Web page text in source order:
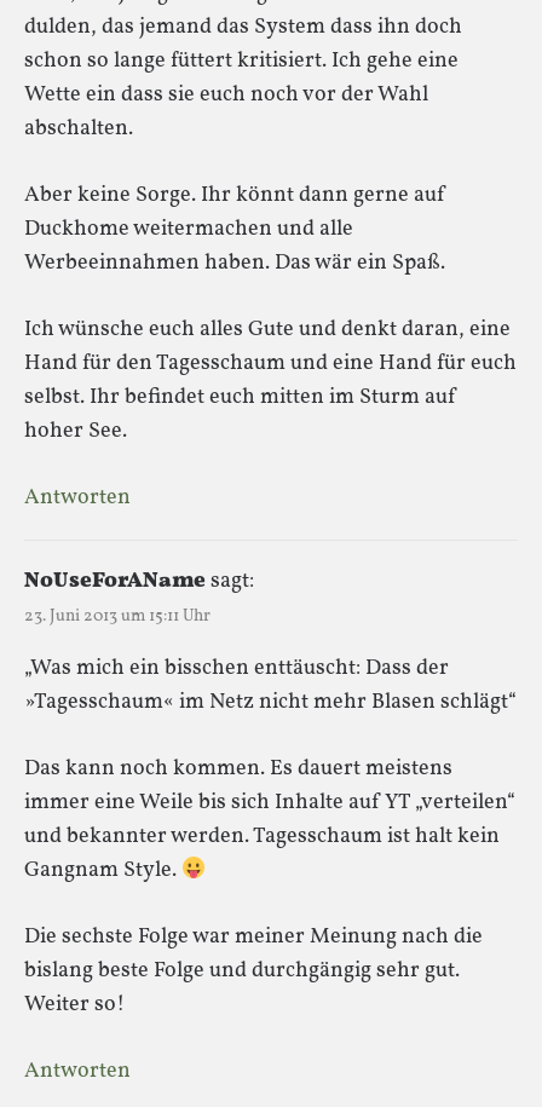
dulden, das jemand das System dass ihn doch
schon so lange füttert kritisiert. Ich gehe eine
Wette ein dass sie euch noch vor der Wahl
abschalten.
Aber keine Sorge. Ihr könnt dann gerne auf
Duckhome weitermachen und alle
Werbeeinnahmen haben. Das wär ein Spaß.
Ich wünsche euch alles Gute und denkt daran, eine
Hand für den Tagesschaum und eine Hand für euch
selbst. Ihr befindet euch mitten im Sturm auf
hoher See.
Antworten
NoUseForANamesagt:
23. Juni 2013 um 15:11 Uhr
„Was mich ein bisschen enttäuscht: Dass der
»Tagesschaum« im Netz nicht mehr Blasen schlägt“
Das kann noch kommen. Es dauert meistens
immer eine Weile bis sich Inhalte auf YT „verteilen“
und bekannter werden. Tagesschaum ist halt kein
Gangnam Style.
Die sechste Folge war meiner Meinung nach die
bislang beste Folge und durchgängig sehr gut.
Weiter so!
Antworten